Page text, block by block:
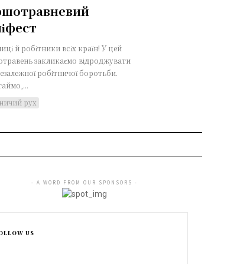
й робітники всіх країн! У цей
закликаємо відроджувати
робітничої боротьби.
рух
- A WORD FROM OUR SPONSORS -
US